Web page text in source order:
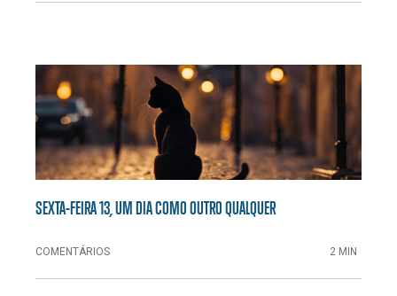
SEXTA-FEIRA 13, UM DIA COMO OUTRO QUALQUER
COMENTÁRIOS 2 MIN